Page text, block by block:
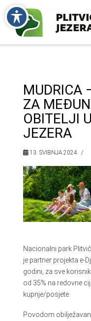
MUDRICA
ZA
OBITELJI
JEZERA
13. SVIBNJA 2024.
Nacionalni park
je partner projekta e-
godini, za sve
od 35% na redovne
kupnje/posjete.
Povodom